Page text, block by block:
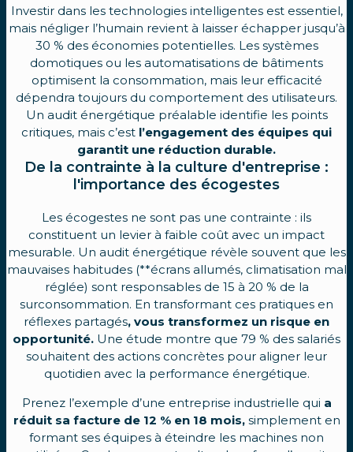
Investir dans les technologies intelligentes est essentiel,
mais négliger l’humain revient à laisser échapper jusqu’à
30 % des économies potentielles. Les systèmes
domotiques ou les automatisations de bâtiments
optimisent la consommation, mais leur efficacité
dépendra toujours du comportement des utilisateurs.
Un audit énergétique préalable identifie les points
critiques, mais c’est l’engagement des équipes qui
garantit une réduction durable.
De la contrainte à la culture d'entreprise :
l'importance des écogestes
Les écogestes ne sont pas une contrainte : ils
constituent un levier à faible coût avec un impact
mesurable. Un audit énergétique révèle souvent que les
mauvaises habitudes (**écrans allumés, climatisation mal
réglée) sont responsables de 15 à 20 % de la
surconsommation. En transformant ces pratiques en
réflexes partagés, vous transformez un risque en
opportunité. Une étude montre que 79 % des salariés
souhaitent des actions concrètes pour aligner leur
quotidien avec la performance énergétique.
Prenez l’exemple d’une entreprise industrielle qui a
réduit sa facture de 12 % en 18 mois,simplement en
formant ses équipes à éteindre les machines non